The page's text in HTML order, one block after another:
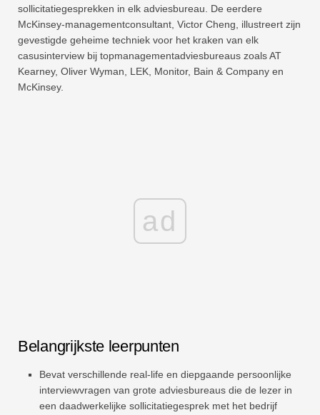
sollicitatiegesprekken in elk adviesbureau. De eerdere
McKinsey-managementconsultant, Victor Cheng, illustreert zijn
gevestigde geheime techniek voor het kraken van elk
casusinterview bij topmanagementadviesbureaus zoals AT
Kearney, Oliver Wyman, LEK, Monitor, Bain & Company en
McKinsey.
ad
Belangrijkste leerpunten
Bevat verschillende real-life en diepgaande persoonlijke
interviewvragen van grote adviesbureaus die de lezer in
een daadwerkelijke sollicitatiegesprek met het bedrijf